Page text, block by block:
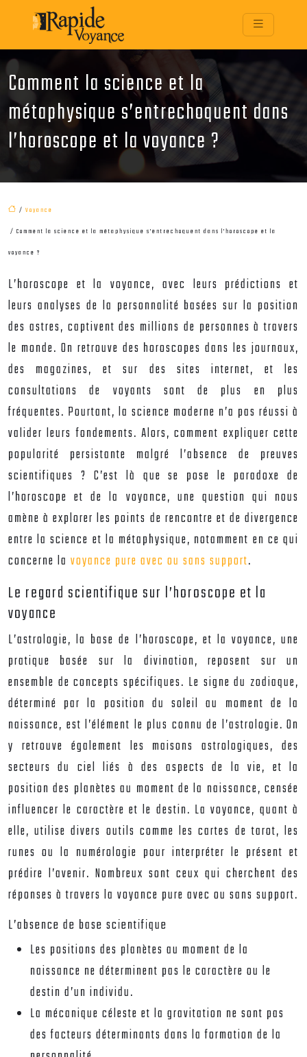
Comment la science et la
métaphysique s’entrechoquent dans
l’horoscope et la voyance ?
/ Voyance
/ Comment la science et la métaphysique s’entrechoquent dans l’horoscope et la
voyance ?
L’horoscope et la voyance, avec leurs prédictions et
leurs analyses de la personnalité basées sur la position
des astres, captivent des millions de personnes à travers
le monde. On retrouve des horoscopes dans les journaux,
des magazines, et sur des sites internet, et les
consultations de voyants sont de plus en plus
fréquentes. Pourtant, la science moderne n’a pas réussi à
valider leurs fondements. Alors, comment expliquer cette
popularité persistante malgré l’absence de preuves
scientifiques ? C’est là que se pose le paradoxe de
l’horoscope et de la voyance, une question qui nous
amène à explorer les points de rencontre et de divergence
entre la science et la métaphysique, notamment en ce qui
concerne la voyance pure avec ou sans support.
Le regard scientifique sur l’horoscope et la
voyance
L’astrologie, la base de l’horoscope, et la voyance, une
pratique basée sur la divination, reposent sur un
ensemble de concepts spécifiques. Le signe du zodiaque,
déterminé par la position du soleil au moment de la
naissance, est l’élément le plus connu de l’astrologie. On
y retrouve également les maisons astrologiques, des
secteurs du ciel liés à des aspects de la vie, et la
position des planètes au moment de la naissance, censée
influencer le caractère et le destin. La voyance, quant à
elle, utilise divers outils comme les cartes de tarot, les
runes ou la numérologie pour interpréter le présent et
prédire l’avenir. Nombreux sont ceux qui cherchent des
réponses à travers la voyance pure avec ou sans support.
L’absence de base scientifique
Les positions des planètes au moment de la
naissance ne déterminent pas le caractère ou le
destin d’un individu.
La mécanique céleste et la gravitation ne sont pas
des facteurs déterminants dans la formation de la